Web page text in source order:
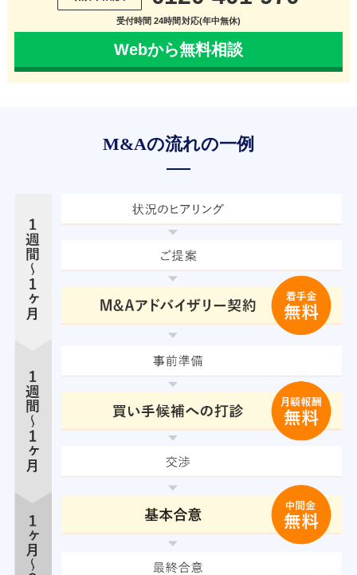
受付時間 24時間対応(年中無休)
Webから無料相談
M&Aの流れの一例